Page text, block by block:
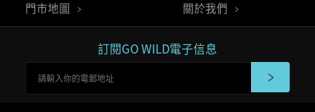
門市地圖 關於我們
訂閱GO WILD電子信息